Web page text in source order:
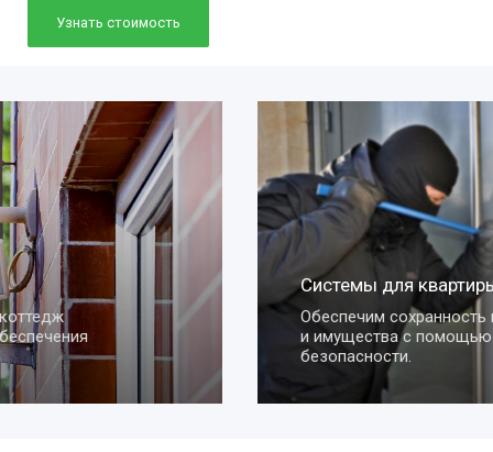
Узнать стоимость
Системы для квартиры
Обеспечим сохранность вашей квартиры
и имущества с помощью умных систем
безопасности.